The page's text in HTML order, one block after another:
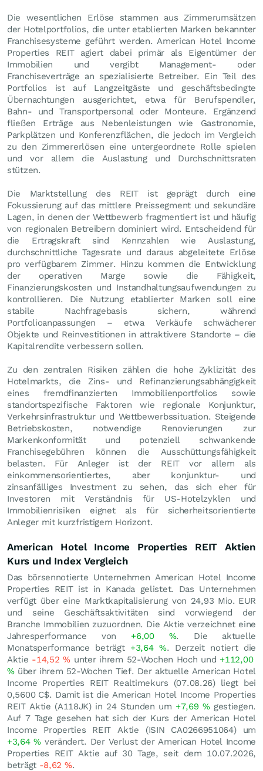
Die wesentlichen Erlöse stammen aus Zimmerumsätzen
der Hotelportfolios, die unter etablierten Marken bekannter
Franchisesysteme geführt werden. American Hotel Income
Properties REIT agiert dabei primär als Eigentümer der
Immobilien und vergibt Management- oder
Franchiseverträge an spezialisierte Betreiber. Ein Teil des
Portfolios ist auf Langzeitgäste und geschäftsbedingte
Übernachtungen ausgerichtet, etwa für Berufspendler,
Bahn- und Transportpersonal oder Monteure. Ergänzend
fließen Erträge aus Nebenleistungen wie Gastronomie,
Parkplätzen und Konferenzflächen, die jedoch im Vergleich
zu den Zimmererlösen eine untergeordnete Rolle spielen
und vor allem die Auslastung und Durchschnittsraten
stützen.
Die Marktstellung des REIT ist geprägt durch eine
Fokussierung auf das mittlere Preissegment und sekundäre
Lagen, in denen der Wettbewerb fragmentiert ist und häufig
von regionalen Betreibern dominiert wird. Entscheidend für
die Ertragskraft sind Kennzahlen wie Auslastung,
durchschnittliche Tagesrate und daraus abgeleitete Erlöse
pro verfügbarem Zimmer. Hinzu kommen die Entwicklung
der operativen Marge sowie die Fähigkeit,
Finanzierungskosten und Instandhaltungsaufwendungen zu
kontrollieren. Die Nutzung etablierter Marken soll eine
stabile Nachfragebasis sichern, während
Portfolioanpassungen – etwa Verkäufe schwächerer
Objekte und Reinvestitionen in attraktivere Standorte – die
Kapitalrendite verbessern sollen.
Zu den zentralen Risiken zählen die hohe Zyklizität des
Hotelmarkts, die Zins- und Refinanzierungsabhängigkeit
eines fremdfinanzierten Immobilienportfolios sowie
standortspezifische Faktoren wie regionale Konjunktur,
Verkehrsinfrastruktur und Wettbewerbssituation. Steigende
Betriebskosten, notwendige Renovierungen zur
Markenkonformität und potenziell schwankende
Franchisegebühren können die Ausschüttungsfähigkeit
belasten. Für Anleger ist der REIT vor allem als
einkommensorientiertes, aber konjunktur- und
zinsanfälliges Investment zu sehen, das sich eher für
Investoren mit Verständnis für US-Hotelzyklen und
Immobilienrisiken eignet als für sicherheitsorientierte
Anleger mit kurzfristigem Horizont.
American Hotel Income Properties REIT Aktien
Kurs und Index Vergleich
Das börsennotierte Unternehmen American Hotel Income
Properties REIT ist in Kanada gelistet. Das Unternehmen
verfügt über eine Marktkapitalisierung von 24,93 Mio. EUR
und seine Geschäftsaktivitäten sind vorwiegend der
Branche Immobilien zuzuordnen. Die Aktie verzeichnet eine
Jahresperformance von +6,00 %. Die aktuelle
Monatsperformance beträgt +3,64%. Derzeit notiert die
Aktie -14,52% unter ihrem 52-Wochen Hoch und +112,00
%über ihrem 52-Wochen Tief. Der aktuelle American Hotel
Income Properties REIT Realtimekurs (07.08.26) liegt bei
0,5600 C$. Damit ist die American Hotel Income Properties
REIT Aktie (A118JK) in 24 Stunden um +7,69 %gestiegen.
Auf 7 Tage gesehen hat sich der Kurs der American Hotel
Income Properties REIT Aktie (ISIN CA0266951064) um
+3,64% verändert. Der Verlust der American Hotel Income
Properties REIT Aktie auf 30 Tage, seit dem 10.07.2026,
beträgt -8,62 %.